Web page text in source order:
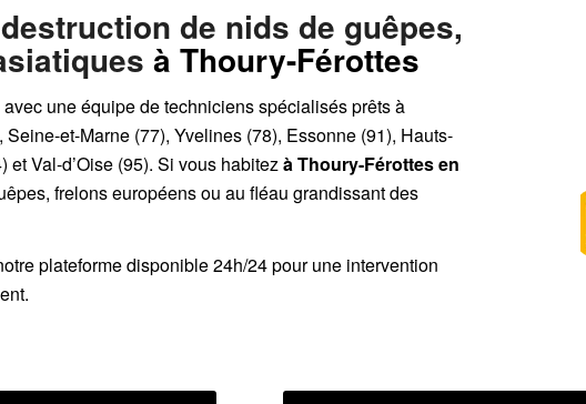
de nids de guêpes,
à Thoury-Férottes
une équipe de techniciens spécialisés prêts à
et-Marne (77), Yvelines (78), Essonne (91), Hauts-
Val-d’Oise (95). Si vous habitez à Thoury-Férottesen
frelons européens ou au fléau grandissant des
plateforme disponible 24h/24pour une intervention